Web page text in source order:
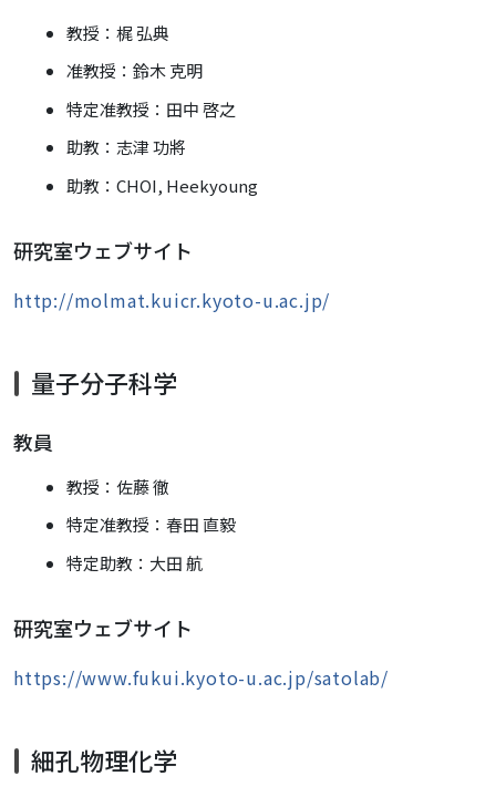
教授：梶 弘典
准教授：鈴木 克明
特定准教授：田中 啓之
助教：志津 功將
助教：CHOI, Heekyoung
研究室ウェブサイト
http://molmat.kuicr.kyoto-u.ac.jp/
量子分子科学
教員
教授： 佐藤 徹
特定准教授：春田 直毅
特定助教：大田 航
研究室ウェブサイト
https://www.fukui.kyoto-u.ac.jp/satolab/
細孔物理化学